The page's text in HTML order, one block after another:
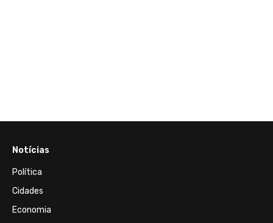
Notícias
Política
Cidades
Economia